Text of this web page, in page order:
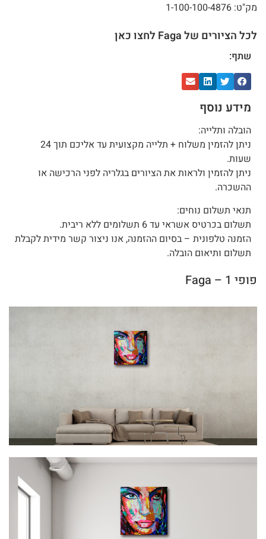
מק"ט: 1-100-100-4876
לכל הציורים של Faga לחצו כאן
שתף:
מידע נוסף
הובלה ותלייה:
ניתן להזמין משלוח + תלייה מקצועית עד אליכם תוך 24
שעות.
ניתן להזמין ולראות את הציורים בגלריה לפני הרכישה או
ההשכרה.
תנאי תשלום נוחים:
תשלום בכרטיס אשראי עד 6 תשלומים ללא ריבית.
הזמנה טלפונית – בסיום ההזמנה, אנו ניצור קשר מידית לקבלת
תשלום ותיאום הובלה.
פופי 1 – Faga